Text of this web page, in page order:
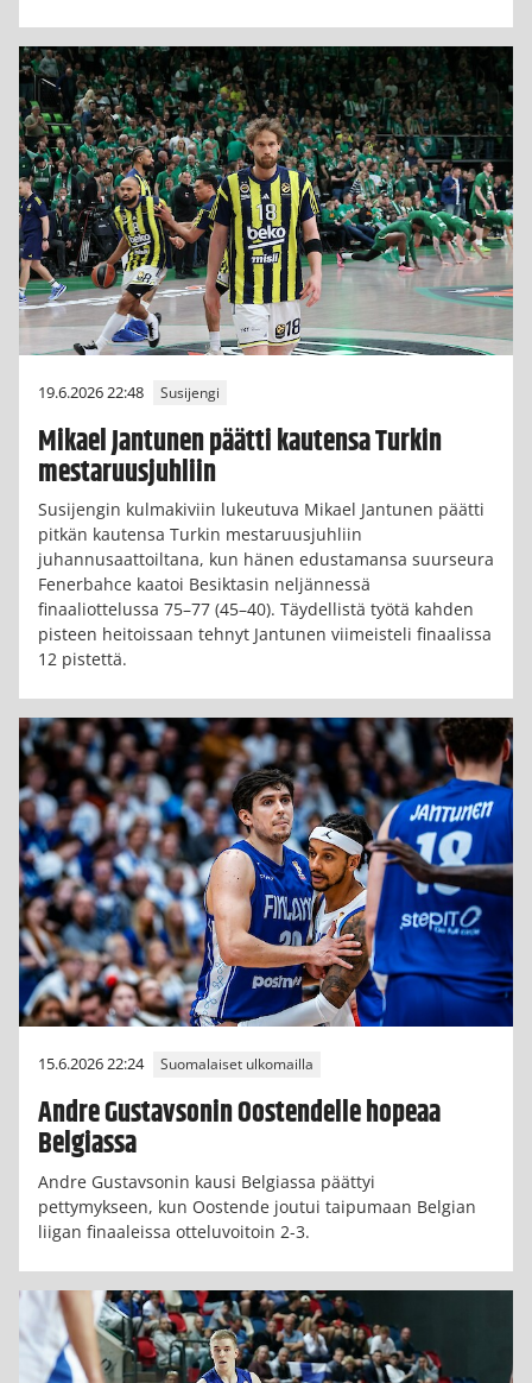
19.6.2026 22:48 Susijengi
Mikael Jantunen päätti kautensa Turkin
mestaruusjuhliin
Susijengin kulmakiviin lukeutuva Mikael Jantunen päätti
pitkän kautensa Turkin mestaruusjuhliin
juhannusaattoiltana, kun hänen edustamansa suurseura
Fenerbahce kaatoi Besiktasin neljännessä
finaaliottelussa 75–77 (45–40). Täydellistä työtä kahden
pisteen heitoissaan tehnyt Jantunen viimeisteli finaalissa
12 pistettä.
15.6.2026 22:24 Suomalaiset ulkomailla
Andre Gustavsonin Oostendelle hopeaa
Belgiassa
Andre Gustavsonin kausi Belgiassa päättyi
pettymykseen, kun Oostende joutui taipumaan Belgian
liigan finaaleissa otteluvoitoin 2-3.